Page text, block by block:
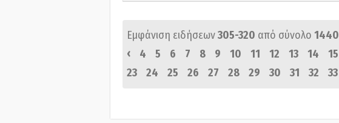
Εμφάνιση ειδήσεων305-320 από σύνολο 1440
‹
4 5 6 7 8 9 10 11 12 13 14 15
23
24 25 26 27 28 29 30 31 32 33